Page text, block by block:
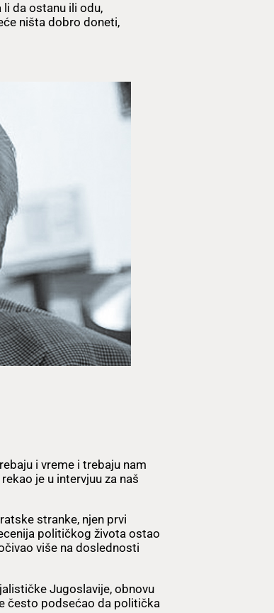
da ostanu ili odu,
ništa dobro doneti,
i vreme i trebaju nam
je u intervjuu za naš
stranke, njen prvi
političkog života ostao
više na doslednosti
Jugoslavije, obnovu
često podsećao da politička